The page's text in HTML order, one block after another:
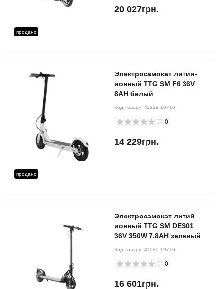
продано
20 027грн.
продано
Электросамокат литий-
ионный TTG SM F6 36V
8AH белый
Код товару: 41228-19716
0
14 229грн.
Электросамокат литий-
ионный TTG SM DES01
36V 350W 7.8AH зеленый
Код товару: 41030-19716
0
16 601грн.